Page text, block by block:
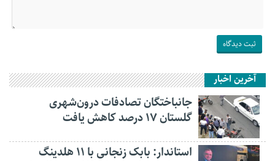
آخرین اخبار
جانباختگان تصادفات درون‌شهری
گلستان ۱۷ درصد کاهش یافت
استاندار: بابک زنجانی با ۱۱ هلدینگ